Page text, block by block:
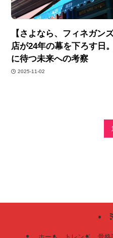
【さよなら、フィネガン
店が24年の幕を下ろす日
に待つ未来への考察
2025-11-02
1